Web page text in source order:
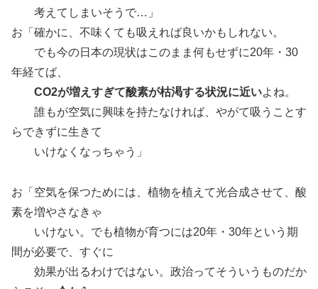
考えてしまいそうで…」
お「確かに、不味くても吸えれば良いかもしれない。
でも今の日本の現状はこのまま何もせずに20年・30
年経てば、
CO2が増えすぎて酸素が枯渇する状況に近いよね。
誰もが空気に興味を持たなければ、やがて吸うことす
らできずに生きて
いけなくなっちゃう」
お「空気を保つためには、植物を植えて光合成させて、酸
素を増やさなきゃ
いけない。でも植物が育つには20年・30年という期
間が必要で、すぐに
効果が出るわけではない。政治ってそういうものだか